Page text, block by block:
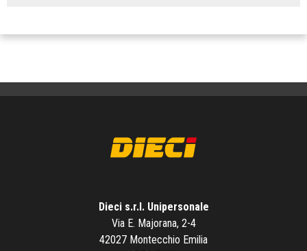
Dieci s.r.l. Unipersonale
Via E. Majorana, 2-4
42027 Montecchio Emilia